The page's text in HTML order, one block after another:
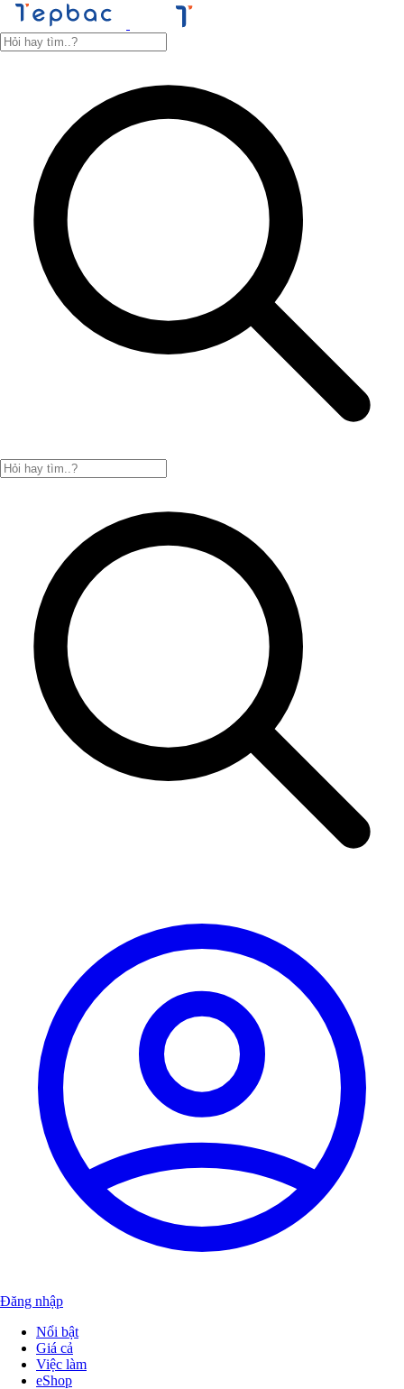
Đăng nhập
Nổi bật
Giá cả
Việc làm
eShop